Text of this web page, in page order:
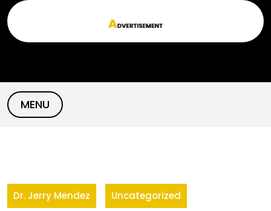
Skip
content
MENU
Dr. Jerry Mendez Uncategorized